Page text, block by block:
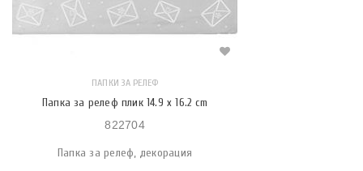
ПАПКИ ЗА РЕЛЕФ
Папка за релеф плик 14.9 x 16.2 cm
822704
Папка за релеф, декорация